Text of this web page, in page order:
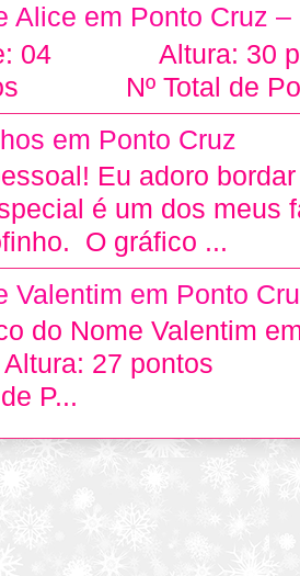
Alice em Ponto Cruz –
04 Altura: 30
Nº Total de
em Ponto Cruz
Eu adoro
é um dos meus
O gráfico ...
Valentim em Ponto
do Nome Valentim
27 pontos
P...